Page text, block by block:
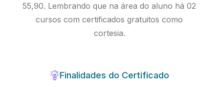
55,90. Lembrando que na área do aluno há 02
cursos com certificados gratuitos como
cortesia.
Finalidades do Certificado